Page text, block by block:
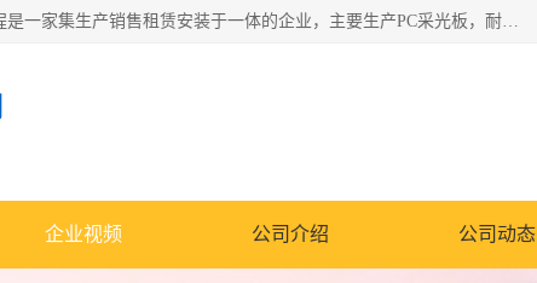
郑州鑫纵建材有限公司供应阳光板，彩钢板，彩钢钢构工程是一家集生产销售租赁安装于一体的企业，主要生产PC采光板，耐力板，仿古琉璃采光板，岩棉板、彩钢压型板、镀锌压型板、桁架楼承板，C、Z型钢檩条、围挡板、轻钢结构，阳光温室大棚等新型建材产品。公司旗下有多台移动式高空压瓦机租赁，承接全国各地业务，专业对外租赁各种型号压瓦机。
企业视频 公司介绍 公司动态